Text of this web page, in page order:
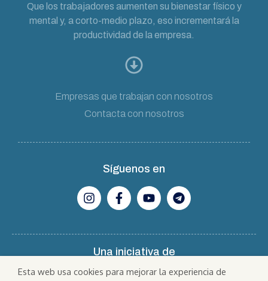
Que los trabajadores aumenten su bienestar físico y
mental y, a corto-medio plazo, eso incrementará la
productividad de la empresa.
Empresas que trabajan con nosotros
Contacta con nosotros
Síguenos en
Una iniciativa de
Esta web usa cookies para mejorar la experiencia de